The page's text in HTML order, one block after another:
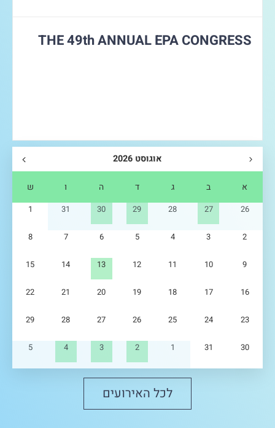
THE 49th ANNUAL EPA CONGRESS
אוגוסט 2026
א ב ג ד ה ו ש
26
27
28
29
30
31
1
2
3
4
5
6
7
8
9
10
11
12
13
14
15
16
17
18
19
20
21
22
23
24
25
26
27
28
29
30
31
1
2
3
4
5
לכל האירועים